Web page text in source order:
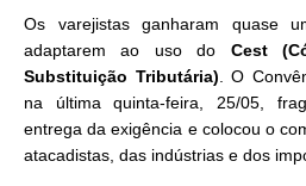
Os varejistas ganharam quase
adaptarem ao uso do Cest
Substituição Tributária) . O
na última quinta-feira, 25/05,
entrega da exigência e colocou o
atacadistas, das indústrias e dos